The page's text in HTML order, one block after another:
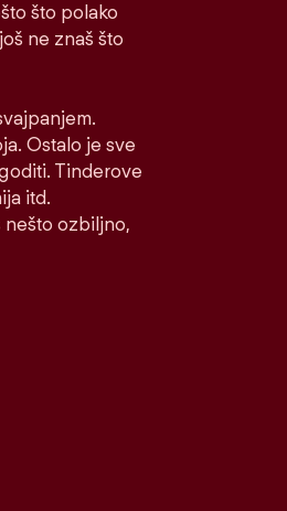
što polako
ne znaš što
Ostalo je sve
Tinderove
itd.
nešto ozbiljno,